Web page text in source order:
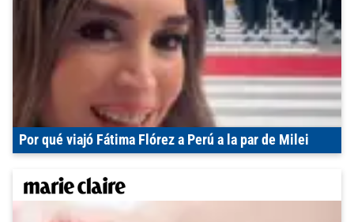
Por qué viajó Fátima Flórez a Perú a la par de Milei